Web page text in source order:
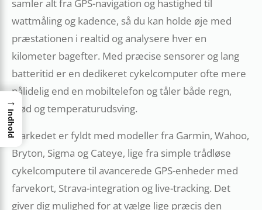
samler alt fra GPS-navigation og hastighed til
wattmåling og kadence, så du kan holde øje med
præstationen i realtid og analysere hver en
kilometer bagefter. Med præcise sensorer og lang
batteritid er en dedikeret cykelcomputer ofte mere
pålidelig end en mobiltelefon og tåler både regn,
stød og temperaturudsving.
Markedet er fyldt med modeller fra Garmin, Wahoo,
Bryton, Sigma og Cateye, lige fra simple trådløse
cykelcomputere til avancerede GPS-enheder med
farvekort, Strava-integration og live-tracking. Det
giver dig mulighed for at vælge lige præcis den
→
Indhold